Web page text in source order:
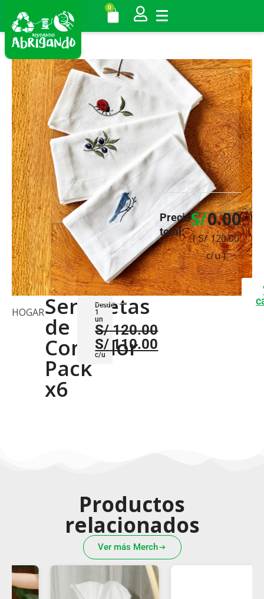
0
HOGARServilletas
de
Comedor
Pack
x6
Desde
1
un
S/120.00
S/ 110.00
c/u
Precio
total:
S/0.00
( S/ 120.00
c/u )
Productos
relacionados
Ver más Merch